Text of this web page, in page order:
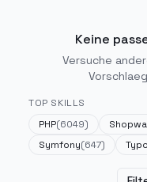
Keine
Versuche
TOP SKILLS
PHP(6049)
Symfony(647)